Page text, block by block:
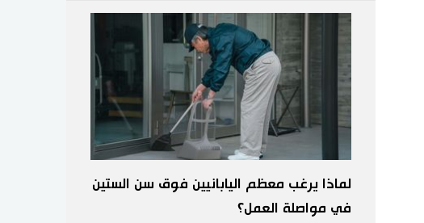
لماذا يرغب معظم اليابانيين فوق سن الستين
في مواصلة العمل؟